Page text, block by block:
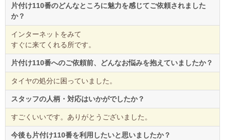
片付け110番のどんなところに魅力を感じてご依頼されました
か？
インターネットをみて
すぐに来てくれる所です。
片付け110番へのご依頼前、どんなお悩みを抱えていましたか？
タイヤの処分に困っていました。
スタッフの人柄・対応はいかがでしたか？
すごくいいです。ありがとうございました。
今後も片付け110番を利用したいと思いましたか？